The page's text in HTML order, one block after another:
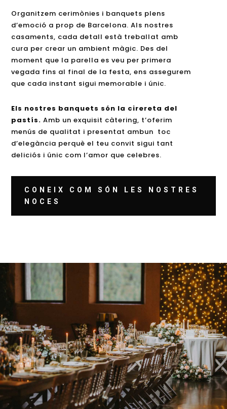
Organitzem cerimònies i banquets plens
d’emoció a prop de Barcelona. Als nostres
casaments, cada detall està treballat amb
cura per crear un ambient màgic. Des del
moment que la parella es veu per primera
vegada fins al final de la festa, ens assegurem
que cada instant sigui memorable i únic.
Els nostres banquets són la cirereta del
pastís. Amb un exquisit càtering, t’oferim
menús de qualitat i presentat ambun toc
d’elegància perquè el teu convit sigui tant
deliciós i únic com l’amor que celebres.
CONEIX COM SÓN LES NOSTRES
NOCES